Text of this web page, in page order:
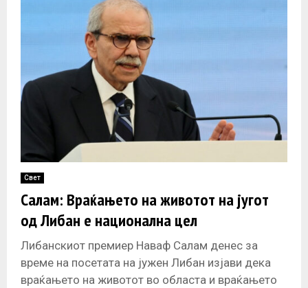
Свет
Салам: Враќањето на животот на југот
од Либан е национална цел
Либанскиот премиер Наваф Салам денес за
време на посетата на јужен Либан изјави дека
враќањето на животот во областа и враќањето